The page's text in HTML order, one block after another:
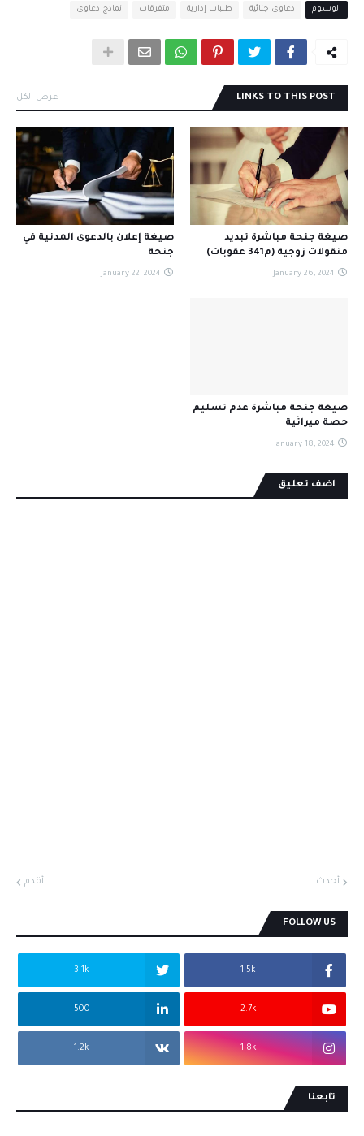
الوسوم دعاوى جنائية طلبات إدارية متفرقات نماذج دعاوى
LINKS TO THIS POST عرض الكل
صيغة جنحة مباشرة تبديد
منقولات زوجية (م341 عقوبات)
January 26, 2024
صيغة إعلان بالدعوى المدنية في
جنحة
January 22, 2024
صيغة جنحة مباشرة عدم تسليم
حصة ميراثية
January 18, 2024
اضف تعليق
أحدث أقدم
FOLLOW US
1.5k
3.1k
2.7k
500
1.8k
1.2k
تابعنا